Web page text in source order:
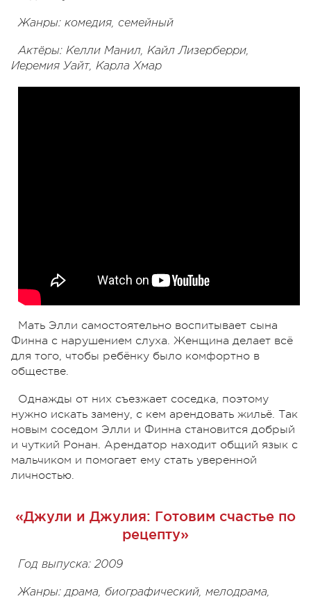
Жанры: комедия, семейный
Актёры: Келли Манил, Кайл Лизерберри,
Иеремия Уайт, Карла Хмар
Мать Элли самостоятельно воспитывает сына
Финна с нарушением слуха. Женщина делает всё
для того, чтобы ребёнку было комфортно в
обществе.
Однажды от них съезжает соседка, поэтому
нужно искать замену, с кем арендовать жильё. Так
новым соседом Элли и Финна становится добрый
и чуткий Ронан. Арендатор находит общий язык с
мальчиком и помогает ему стать уверенной
личностью.
«Джули и Джулия: Готовим счастье по
рецепту»
Год выпуска: 2009
Жанры: драма, биографический, мелодрама,